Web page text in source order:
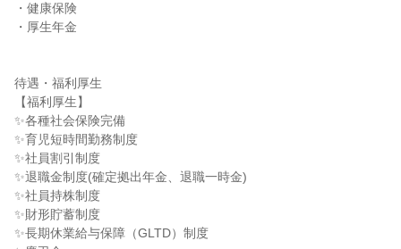
・健康保険
・厚生年金
待遇・福利厚生
【福利厚生】
✨各種社会保険完備
✨育児短時間勤務制度
✨社員割引制度
✨退職金制度(確定拠出年金、退職一時金)
✨社員持株制度
✨財形貯蓄制度
✨長期休業給与保障（GLTD）制度